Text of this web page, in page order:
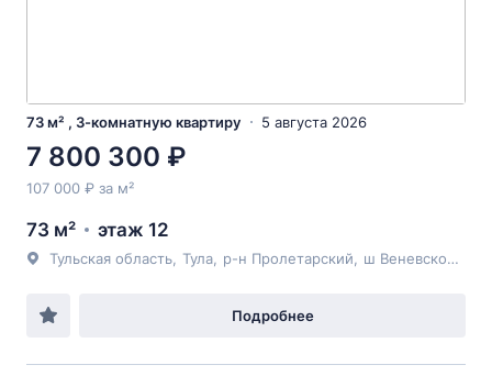
73 м² , 3-комнатную квартиру 5 августа 2026
7 800 300 ₽
107 000 ₽ за м²
73 м² этаж 12
Тульская область Тула р-н Пролетарский ш Веневское , 49
Подробнее